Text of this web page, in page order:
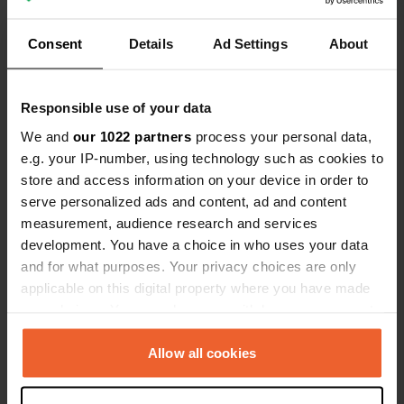
Consent Details Ad Settings About
Responsible use of your data
We and our 1022 partners process your personal data,
e.g. your IP-number, using technology such as cookies to
store and access information on your device in order to
serve personalized ads and content, ad and content
measurement, audience research and services
development. You have a choice in who uses your data
and for what purposes. Your privacy choices are only
applicable on this digital property where you have made
any time from the Cookie Declaration or by clicking on
the Privacy trigger icon.Allow all cookies
Bakel.
Voir tous les 38 avis
Contact
Emplacement
De Beekakker 13
Copie
51° 30' 3" N 5° 44' 37" E